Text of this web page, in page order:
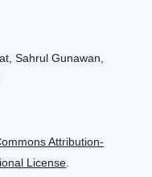
Sahrul Gunawan,
Attribution-
License.